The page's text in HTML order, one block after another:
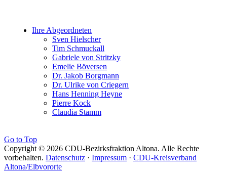
Ihre Abgeordneten
Sven Hielscher
Tim Schmuckall
Gabriele von Stritzky
Emelie Böversen
Dr. Jakob Borgmann
Dr. Ulrike von Criegern
Hans Henning Heyne
Pierre Kock
Claudia Stamm
Go to Top
Copyright © 2026 CDU-Bezirksfraktion Altona. Alle Rechte
vorbehalten. Datenschutz · Impressum · CDU-Kreisverband
Altona/Elbvororte